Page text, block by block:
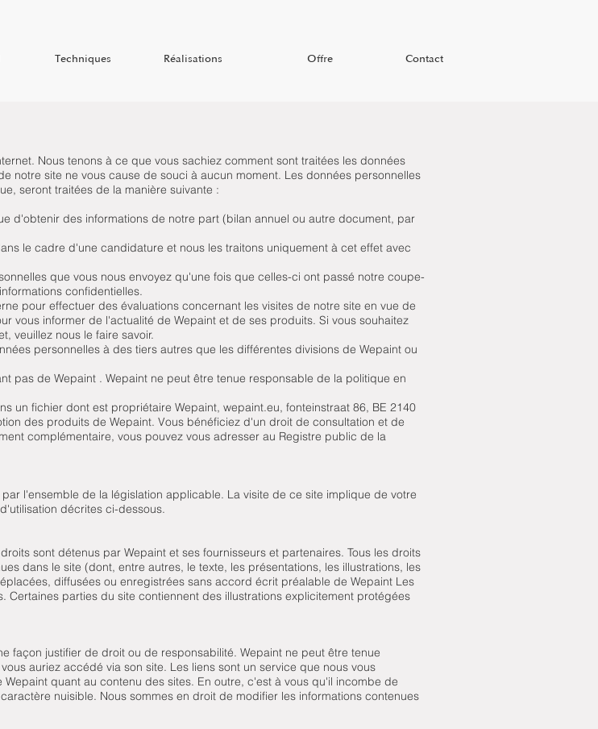
Nous tenons à ce que vous sachiez comment sont traitées les données
notre site ne vous cause de souci à aucun moment. Les données personnelles
seront traitées de la manière suivante :
d'obtenir des informations de notre part (bilan annuel ou autre document, par
le cadre d'une candidature et nous les traitons uniquement à cet effet avec
que vous nous envoyez qu'une fois que celles-ci ont passé notre coupe-
confidentielles.
pour effectuer des évaluations concernant les visites de notre site en vue de
vous informer de l'actualité de Wepaint et de ses produits. Si vous souhaitez
veuillez nous le faire savoir.
personnelles à des tiers autres que les différentes divisions de Wepaint ou
pas de Wepaint . Wepaint ne peut être tenue responsable de la politique en
un fichier dont est propriétaire Wepaint, wepaint.eu, fonteinstraat 86, BE 2140
des produits de Wepaint. Vous bénéficiez d'un droit de consultation et de
complémentaire, vous pouvez vous adresser au Registre public de la
l'ensemble de la législation applicable. La visite de ce site implique de votre
décrites ci-dessous.
sont détenus par Wepaint et ses fournisseurs et partenaires. Tous les droits
dans le site (dont, entre autres, le texte, les présentations, les illustrations, les
diffusées ou enregistrées sans accord écrit préalable de Wepaint Les
parties du site contiennent des illustrations explicitement protégées
façon justifier de droit ou de responsabilité. Wepaint ne peut être tenue
auriez accédé via son site. Les liens sont un service que nous vous
quant au contenu des sites. En outre, c'est à vous qu'il incombe de
nuisible. Nous sommes en droit de modifier les informations contenues
Techniques Réalisations Offre Contact